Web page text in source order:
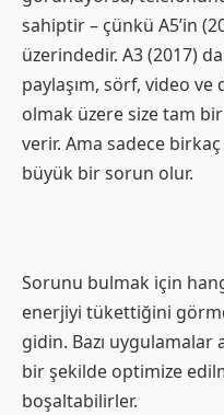
sahiptir – çünkü A5’in
üzerindedir. A3 (2017)
paylaşım, sörf, video
olmak üzere size tam
verir. Ama sadece
büyük bir sorun olur.
Sorunu bulmak için
enerjiyi tükettiğini
gidin. Bazı uygulamalar
bir şekilde optimize
boşaltabilirler.